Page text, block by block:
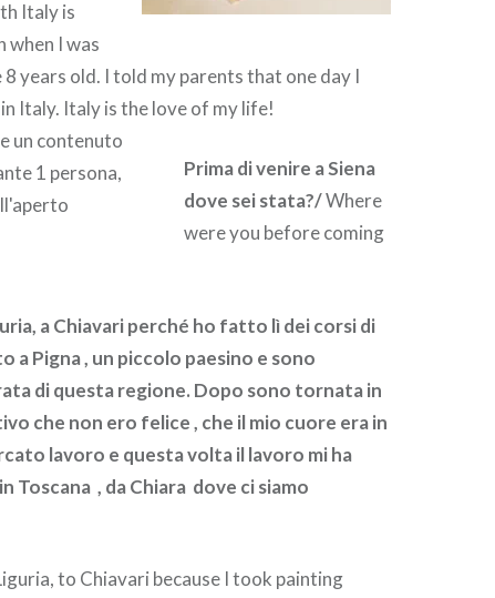
Italy is
when I was
years old. I told my parents that one day I
Italy. Italy is the love of my life!
Prima di venire a Siena
dove sei stata?/Where
were you before coming
a Chiavari perché ho fatto lì dei corsi di
a Pigna , un piccolo paesino e sono
di questa regione. Dopo sono tornata in
che non ero felice , che il mio cuore era in
lavoro e questa volta il lavoro mi ha
Toscana , da Chiara dove ci siamo
to Chiavari because I took painting